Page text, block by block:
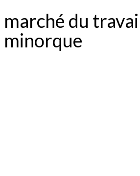
marché du
minorque